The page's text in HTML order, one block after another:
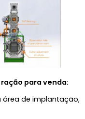
para venda:
de implantação,